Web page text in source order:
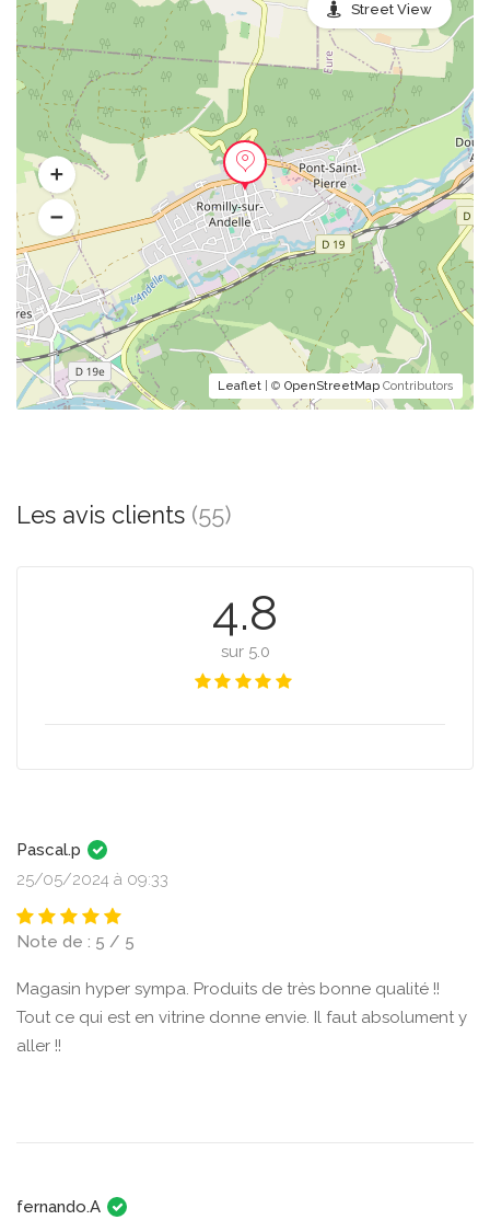
Leaflet | © OpenStreetMap Contributors
Street View
Les avis clients (55)
4.8
sur 5.0
Pascal.p
25/05/2024 à 09:33
Note de : 5 / 5
Magasin hyper sympa. Produits de très bonne qualité !!
Tout ce qui est en vitrine donne envie. Il faut absolument y
aller !!
fernando.A